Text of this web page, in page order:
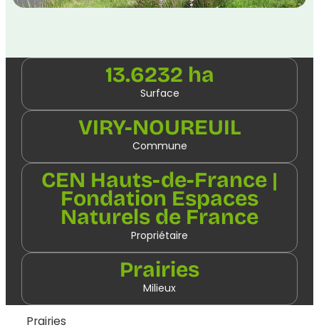
13.6232 ha
Surface
VIRY-NOUREUIL
Commune
CEN Hauts-de-France |
Fondation Espaces
Naturels de France
Propriétaire
Prairies
Milieux
Prairies